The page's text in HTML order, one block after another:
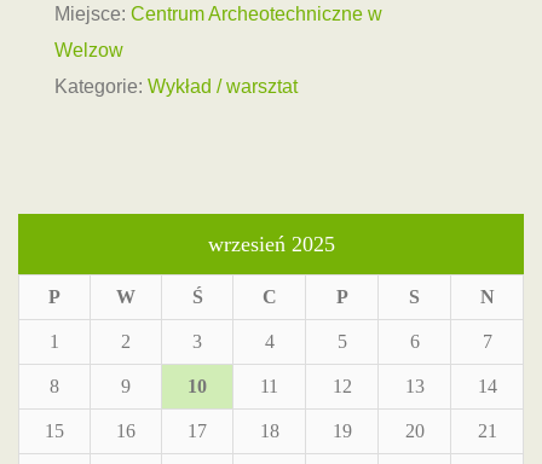
Miejsce: Centrum Archeotechniczne w
Welzow
Kategorie: Wykład / warsztat
wrzesień 2025
P W Ś C P S N
1 2 3 4 5 6 7
8 9 10 11 12 13 14
15 16 17 18 19 20 21